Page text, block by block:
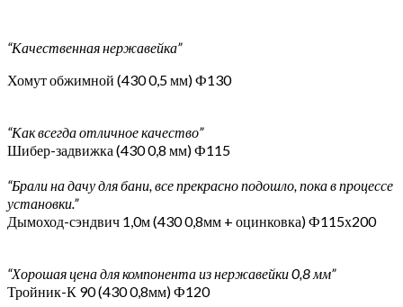
“Качественная нержавейка”
Хомут обжимной (430 0,5 мм) Ф130
“Как всегда отличное качество”
Шибер-задвижка (430 0,8 мм) Ф115
“Брали на дачу для бани, все прекрасно подошло, пока в процессе
установки.”
Дымоход-сэндвич 1,0м (430 0,8мм + оцинковка) Ф115х200
“Хорошая цена для компонента из нержавейки 0,8 мм”
Тройник-К 90 (430 0,8мм) Ф120